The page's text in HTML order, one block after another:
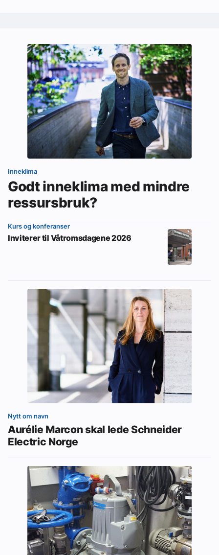
Inneklima
Godt inneklima med mindre
ressursbruk?
Kurs og konferanser
Inviterer til Våtromsdagene 2026
Nytt om navn
Aurélie Marcon skal lede Schneider
Electric Norge